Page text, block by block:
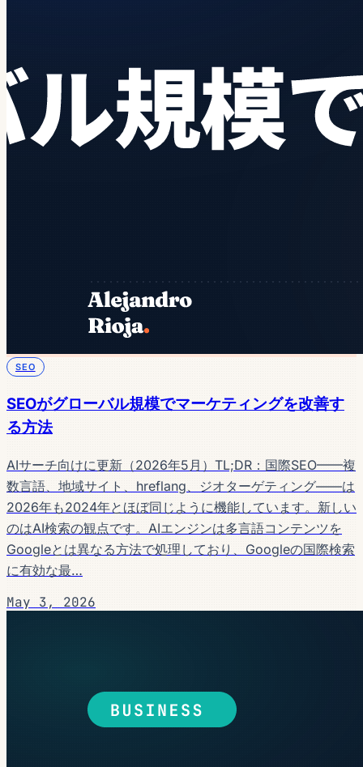
SEO
SEOがグローバル規模でマーケティングを改善す
る方法
AIサーチ向けに更新（2026年5月）TL;DR：国際SEO——複
数言語、地域サイト、hreflang、ジオターゲティング——は
2026年も2024年とほぼ同じように機能しています。新しい
のはAI検索の観点です。AIエンジンは多言語コンテンツを
Googleとは異なる方法で処理しており、Googleの国際検索
に有効な最…
May 3, 2026